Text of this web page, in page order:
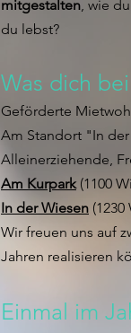
mitgestalten, wie
du lebst?
Was dich
Geförderte
Am Standort "In
Alleinerziehende,
Am Kurpark(1100
In der Wiesen (1230
Wir freuen uns auf
Jahren realisieren
Einmal im